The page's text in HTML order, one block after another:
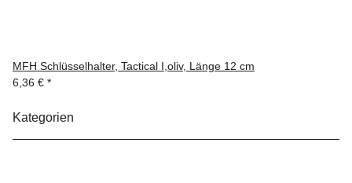
MFH Schlüsselhalter, Tactical I,oliv, Länge 12 cm
6,36 € *
Kategorien